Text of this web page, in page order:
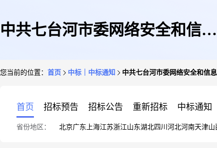
中共七台河市委网络安全和信息
您当前的位置： 首页 中标｜中标通知 中共七台河市委网络安全和信
首页 招标预告 招标公告 重新招标 中标通知
省份地区： 北京广东 上海江苏浙江山东湖北四川 河北河南天津山